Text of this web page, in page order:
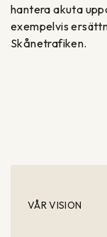
hantera akuta
exempelvis
Skånetrafiken.
VÅR VISION